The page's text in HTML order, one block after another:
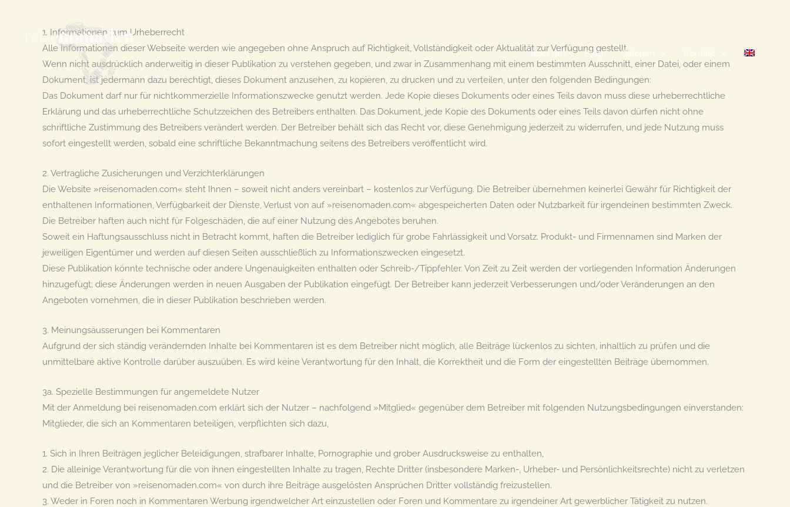
springen
über uns
Blog Galerien Kontakt
1. Informationen zum Urheberrecht
Alle Informationen dieser Webseite werden wie angegeben ohne Anspruch auf Richtigkeit, Vollständigkeit oder Aktualität zur Verfügung gestellt.
Wenn nicht ausdrücklich anderweitig in dieser Publikation zu verstehen gegeben, und zwar in Zusammenhang mit einem bestimmten Ausschnitt, einer Datei, oder einem
Dokument, ist jedermann dazu berechtigt, dieses Dokument anzusehen, zu kopieren, zu drucken und zu verteilen, unter den folgenden Bedingungen:
Das Dokument darf nur für nichtkommerzielle Informationszwecke genutzt werden. Jede Kopie dieses Dokuments oder eines Teils davon muss diese urheberrechtliche
Erklärung und das urheberrechtliche Schutzzeichen des Betreibers enthalten. Das Dokument, jede Kopie des Dokuments oder eines Teils davon dürfen nicht ohne
schriftliche Zustimmung des Betreibers verändert werden. Der Betreiber behält sich das Recht vor, diese Genehmigung jederzeit zu widerrufen, und jede Nutzung muss
sofort eingestellt werden, sobald eine schriftliche Bekanntmachung seitens des Betreibers veröffentlicht wird.
2. Vertragliche Zusicherungen und Verzichterklärungen
Die Website »reisenomaden.com« steht Ihnen – soweit nicht anders vereinbart – kostenlos zur Verfügung. Die Betreiber übernehmen keinerlei Gewähr für Richtigkeit der
enthaltenen Informationen, Verfügbarkeit der Dienste, Verlust von auf »reisenomaden.com« abgespeicherten Daten oder Nutzbarkeit für irgendeinen bestimmten Zweck.
Die Betreiber haften auch nicht für Folgeschäden, die auf einer Nutzung des Angebotes beruhen.
Soweit ein Haftungsausschluss nicht in Betracht kommt, haften die Betreiber lediglich für grobe Fahrlässigkeit und Vorsatz. Produkt- und Firmennamen sind Marken der
jeweiligen Eigentümer und werden auf diesen Seiten ausschließlich zu Informationszwecken eingesetzt.
Diese Publikation könnte technische oder andere Ungenauigkeiten enthalten oder Schreib-/Tippfehler. Von Zeit zu Zeit werden der vorliegenden Information Änderungen
hinzugefügt; diese Änderungen werden in neuen Ausgaben der Publikation eingefügt. Der Betreiber kann jederzeit Verbesserungen und/oder Veränderungen an den
Angeboten vornehmen, die in dieser Publikation beschrieben werden.
3. Meinungsäusserungen bei Kommentaren
Aufgrund der sich ständig verändernden Inhalte bei Kommentaren ist es dem Betreiber nicht möglich, alle Beiträge lückenlos zu sichten, inhaltlich zu prüfen und die
unmittelbare aktive Kontrolle darüber auszuüben. Es wird keine Verantwortung für den Inhalt, die Korrektheit und die Form der eingestellten Beiträge übernommen.
3a. Spezielle Bestimmungen für angemeldete Nutzer
Mit der Anmeldung bei reisenomaden.com erklärt sich der Nutzer – nachfolgend »Mitglied« gegenüber dem Betreiber mit folgenden Nutzungsbedingungen einverstanden:
Mitglieder, die sich an Kommentaren beteiligen, verpflichten sich dazu,
1. Sich in Ihren Beiträgen jeglicher Beleidigungen, strafbarer Inhalte, Pornographie und grober Ausdrucksweise zu enthalten,
2. Die alleinige Verantwortung für die von ihnen eingestellten Inhalte zu tragen, Rechte Dritter (insbesondere Marken-, Urheber- und Persönlichkeitsrechte) nicht zu verletzen
und die Betreiber von »reisenomaden.com« von durch ihre Beiträge ausgelösten Ansprüchen Dritter vollständig freizustellen.
3. Weder in Foren noch in Kommentaren Werbung irgendwelcher Art einzustellen oder Foren und Kommentare zu irgendeiner Art gewerblicher Tätigkeit zu nutzen.